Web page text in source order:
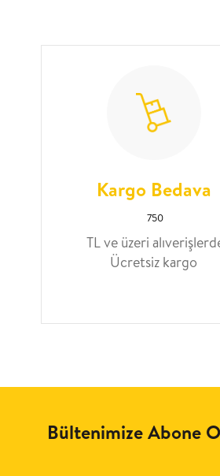
Kargo Bedava
750
TL ve üzeri
Ücretsiz kargo
Bültenimize Abone